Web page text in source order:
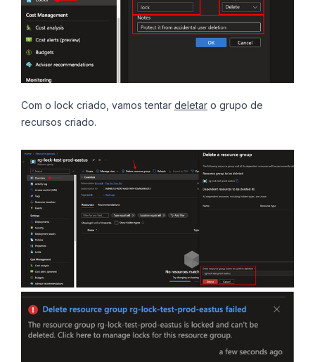
Com o lock criado, vamos tentar deletar o grupo de
recursos criado.